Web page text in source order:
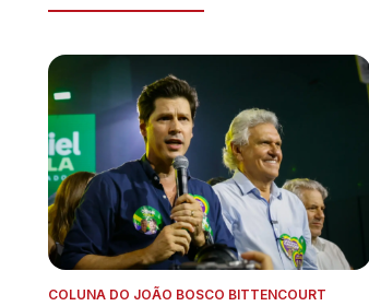
COLUNA DO JOÃO BOSCO BITTENCOURT